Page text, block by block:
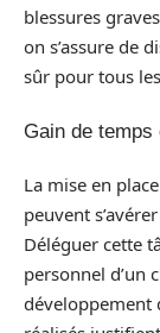
blessures
on s’assure de
sûr pour tous
Gain de temps
La mise en
peuvent
Déléguer cette
personnel d’un
développement